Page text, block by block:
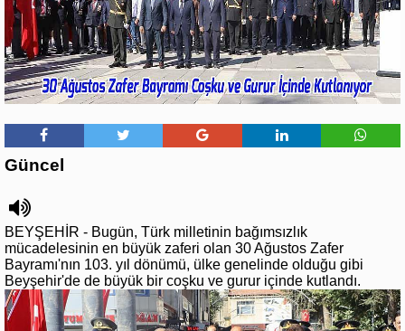
Güncel
BEYŞEHİR - Bugün, Türk milletinin bağımsızlık
mücadelesinin en büyük zaferi olan 30 Ağustos Zafer
Bayramı'nın 103. yıl dönümü, ülke genelinde olduğu gibi
Beyşehir'de de büyük bir coşku ve gurur içinde kutlandı.